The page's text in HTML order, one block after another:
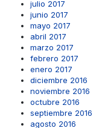
julio 2017
junio 2017
mayo 2017
abril 2017
marzo 2017
febrero 2017
enero 2017
diciembre 2016
noviembre 2016
octubre 2016
septiembre 2016
agosto 2016